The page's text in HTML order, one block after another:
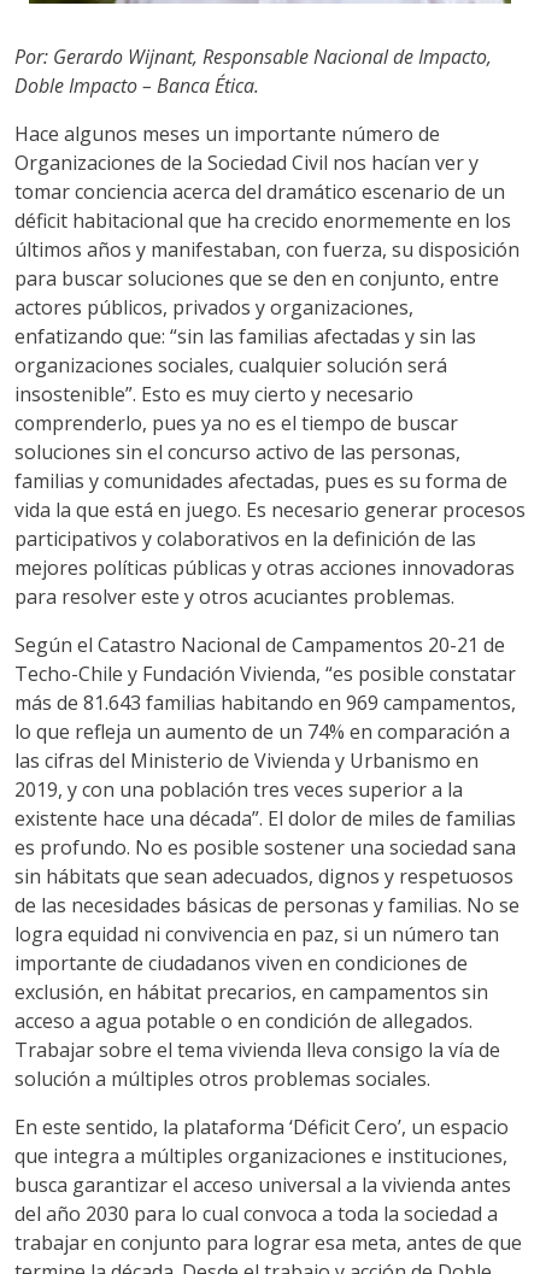
Por: Gerardo Wijnant, Responsable Nacional de Impacto,
Doble Impacto – Banca Ética.
Hace algunos meses un importante número de
Organizaciones de la Sociedad Civil nos hacían ver y
tomar conciencia acerca del dramático escenario de un
déficit habitacional que ha crecido enormemente en los
últimos años y manifestaban, con fuerza, su disposición
para buscar soluciones que se den en conjunto, entre
actores públicos, privados y organizaciones,
enfatizando que: “sin las familias afectadas y sin las
organizaciones sociales, cualquier solución será
insostenible”. Esto es muy cierto y necesario
comprenderlo, pues ya no es el tiempo de buscar
soluciones sin el concurso activo de las personas,
familias y comunidades afectadas, pues es su forma de
vida la que está en juego. Es necesario generar procesos
participativos y colaborativos en la definición de las
mejores políticas públicas y otras acciones innovadoras
para resolver este y otros acuciantes problemas.
Según el Catastro Nacional de Campamentos 20-21 de
Techo-Chile y Fundación Vivienda, “es posible constatar
más de 81.643 familias habitando en 969 campamentos,
lo que refleja un aumento de un 74% en comparación a
las cifras del Ministerio de Vivienda y Urbanismo en
2019, y con una población tres veces superior a la
existente hace una década”. El dolor de miles de familias
es profundo. No es posible sostener una sociedad sana
sin hábitats que sean adecuados, dignos y respetuosos
de las necesidades básicas de personas y familias. No se
logra equidad ni convivencia en paz, si un número tan
importante de ciudadanos viven en condiciones de
exclusión, en hábitat precarios, en campamentos sin
acceso a agua potable o en condición de allegados.
Trabajar sobre el tema vivienda lleva consigo la vía de
solución a múltiples otros problemas sociales.
En este sentido, la plataforma ‘Déficit Cero’, un espacio
que integra a múltiples organizaciones e instituciones,
busca garantizar el acceso universal a la vivienda antes
del año 2030 para lo cual convoca a toda la sociedad a
trabajar en conjunto para lograr esa meta, antes de que